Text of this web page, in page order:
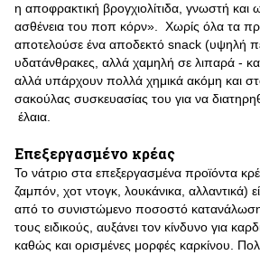
η αποφρακτική βρογχιολίτιδα, γνωστή και
ασθένεια του ποπ κόρν». Χωρίς όλα τα
αποτελούσε ένα αποδεκτό snack (υψηλή
υδατάνθρακες, αλλά χαμηλή σε λιπαρά -
αλλά υπάρχουν πολλά χημικά ακόμη και
σακούλας συσκευασίας του για να
έλαια.
Επεξεργασμένο κρέας
Το νάτριο στα επεξεργασμένα προϊόντα
ζαμπόν, χοτ ντογκ, λουκάνικα, αλλαντικά)
από το συνιστώμενο ποσοστό
τους ειδικούς, αυξάνει τον κίνδυνο για
καθώς και ορισμένες μορφές καρκίνου.